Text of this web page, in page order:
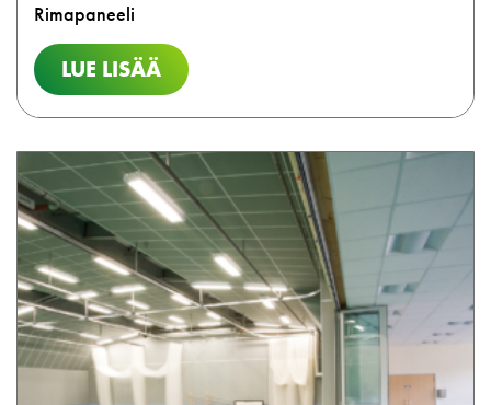
Rimapaneeli
LUE LISÄÄ